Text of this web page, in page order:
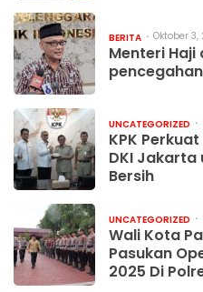
BERITA Oktober 3,
Menteri Haji
UNCATEGORIZED
KPK
DKI Jakarta
Bersih
UNCATEGORIZED
Wali Kota
Pasukan
2025 Di